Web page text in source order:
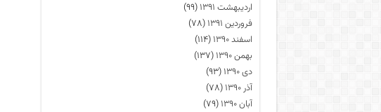
اردیبهشت ۱۳۹۱
(۹۹)
فروردین ۱۳۹۱
(۷۸)
اسفند ۱۳۹۰
(۱۱۴)
بهمن ۱۳۹۰
(۱۳۷)
دی ۱۳۹۰
(۹۳)
آذر ۱۳۹۰
(۷۸)
آبان ۱۳۹۰
(۷۹)